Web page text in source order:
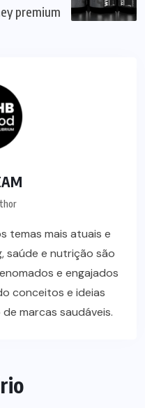
premium
temas mais atuais e
saúde e nutrição são
e engajados
conceitos e ideias
marcas saudáveis.